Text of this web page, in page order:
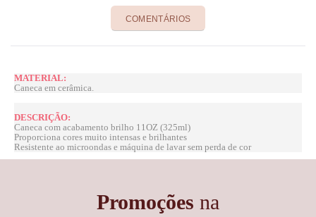
COMENTÁRIOS
MATERIAL:
Caneca em cerâmica.
DESCRIÇÃO:
Caneca com acabamento brilho 11OZ (325ml)
Proporciona cores muito intensas e brilhantes
Resistente ao microondas e máquina de lavar sem perda de cor
Promoções na